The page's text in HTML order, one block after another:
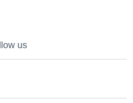
us